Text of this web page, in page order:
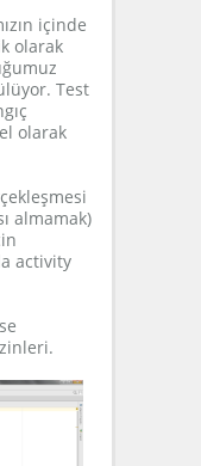
içinde
olarak
Test
olarak
almamak)
activity